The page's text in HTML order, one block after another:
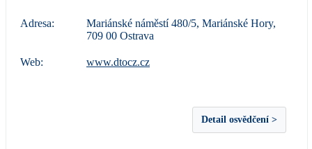
Adresa:
Mariánské náměstí 480/5, Mariánské Hory,
709 00 Ostrava
Web: www.dtocz.cz
Detail osvědčení >